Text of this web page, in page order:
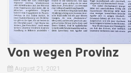
Von wegen Provinz
August 21, 2021